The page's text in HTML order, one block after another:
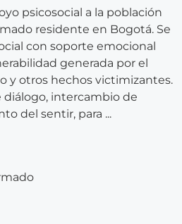
psicosocial a la población
residente en Bogotá. Se
con soporte emocional
generada por el
y otros hechos victimizantes.
diálogo, intercambio de
del sentir, para ...